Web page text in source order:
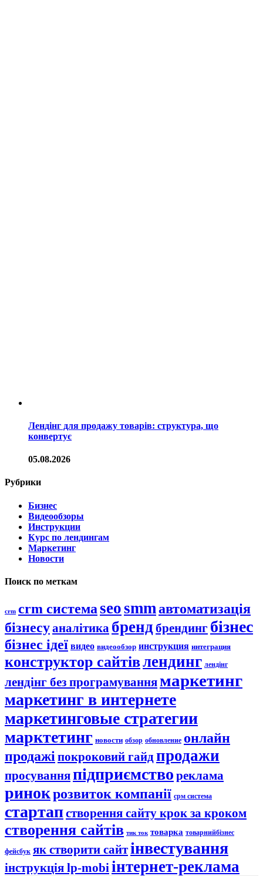
Лендінг для продажу товарів: структура, що
конвертує
05.08.2026
Рубрики
Бизнес
Видеообзоры
Инструкции
Курс по лендингам
Маркетинг
Новости
Поиск по меткам
crm crm системаseosmmавтоматизація
бізнесуаналітика брендбрендинг бізнес
бізнес ідеї видео видеообзор инструкция интеграция
конструктор сайтівлендинг лендінг
лендінг без програмуваннямаркетинг
маркетинг в интернете
маркетинговые стратегии
марктетинг новости обзор обновление онлайн
продажі покроковий гайдпродажи
просуванняпідприємство реклама
ринокрозвиток компанії срм система
стартапстворення сайту крок за кроком
створення сайтів тик ток товарка товарнийбізнес
фейсбук як створити сайтінвестування
інструкція lp-mobiінтернет-реклама